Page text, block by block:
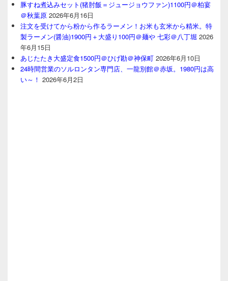
豚すね煮込みセット(猪肘飯＝ジュージョウファン)1100円＠柏宴
＠秋葉原 2026年6月16日
注文を受けてから粉から作るラーメン！お米も玄米から精米。特
製ラーメン(醤油)1900円＋大盛り100円＠麺や 七彩＠八丁堀 2026
年6月15日
あじたたき大盛定食1500円＠ひげ勘＠神保町 2026年6月10日
24時間営業のソルロンタン専門店、一龍別館＠赤坂。1980円は高
い～！ 2026年6月2日